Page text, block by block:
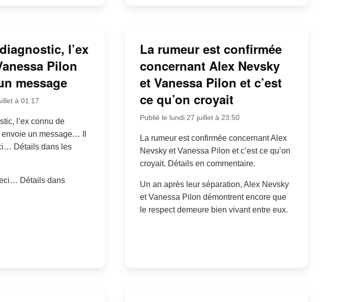
l’ex
Pilon
message
à 01:17
l’ex connu de
un message… Il
Détails dans les
Détails dans
La rumeur est confirmée
concernant Alex Nevsky
et Vanessa Pilon et c’est
ce qu’on croyait
Publié le lundi 27 juillet à 23:50
La rumeur est confirmée concernant Alex
Nevsky et Vanessa Pilon et c’est ce qu’on
croyait. Détails en commentaire.
Un an après leur séparation, Alex Nevsky
et Vanessa Pilon démontrent encore que
le respect demeure bien vivant entre eux.